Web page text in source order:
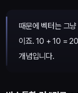
때문에 벡터는 그
이죠. 10 + 10 =
개념입니다.